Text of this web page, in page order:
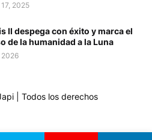
2025
II despega con éxito y marca el
de la humanidad a la Luna
2026
| Todos los derechos